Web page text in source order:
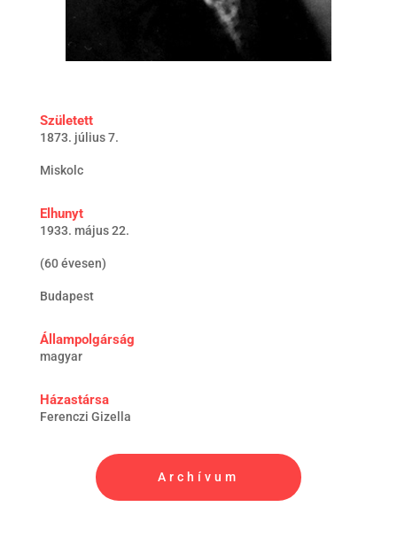
Született
1873. július 7.
Miskolc
Elhunyt
1933. május 22.
(60 évesen)
Budapest
Állampolgárság
magyar
Házastársa
Ferenczi Gizella
Archívum